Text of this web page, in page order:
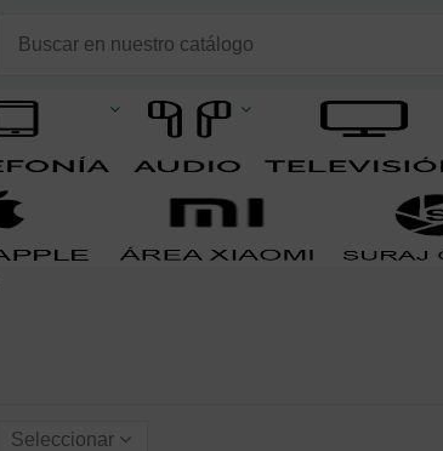
Seleccionar